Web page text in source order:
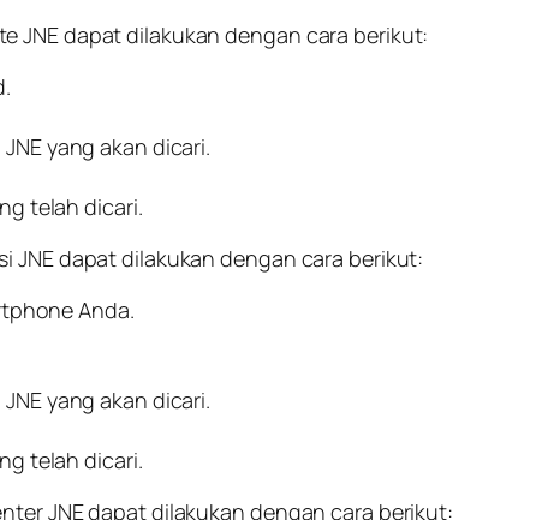
JNE dapat dilakukan dengan cara berikut:
yang akan dicari.
telah dicari.
JNE dapat dilakukan dengan cara berikut:
Anda.
yang akan dicari.
telah dicari.
JNE dapat dilakukan dengan cara berikut: